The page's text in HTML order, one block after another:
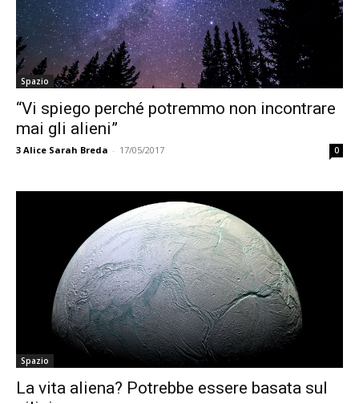
Spazio
“Vi spiego perché potremmo non incontrare
mai gli alieni”
3 Alice Sarah Breda - 17/05/2017 0
Spazio
La vita aliena? Potrebbe essere basata sul